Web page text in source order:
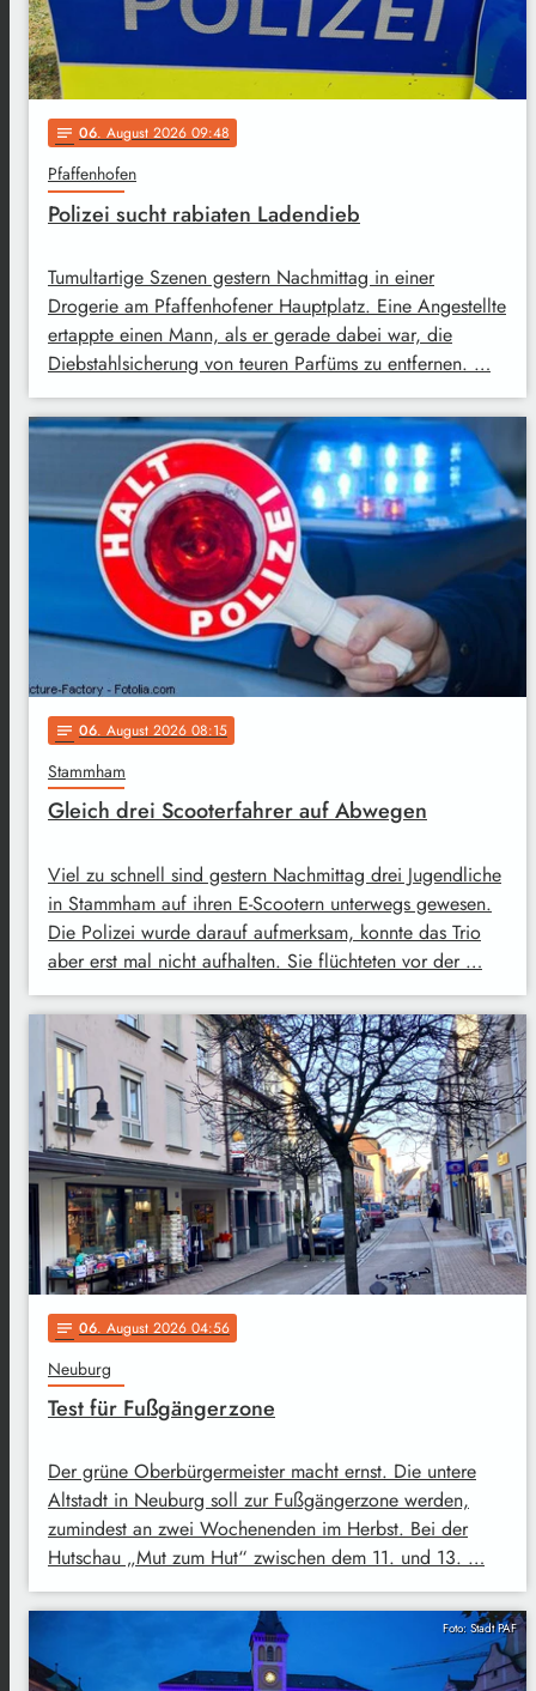
notes 06. August 2026 09:48
Pfaffenhofen
Polizei sucht rabiaten Ladendieb
Tumultartige Szenen gestern Nachmittag in einer
Drogerie am Pfaffenhofener Hauptplatz. Eine Angestellte
ertappte einen Mann, als er gerade dabei war, die
Diebstahlsicherung von teuren Parfüms zu entfernen. …
notes 06. August 2026 08:15
Stammham
Gleich drei Scooterfahrer auf Abwegen
Viel zu schnell sind gestern Nachmittag drei Jugendliche
in Stammham auf ihren E-Scootern unterwegs gewesen.
Die Polizei wurde darauf aufmerksam, konnte das Trio
aber erst mal nicht aufhalten. Sie flüchteten vor der …
notes 06. August 2026 04:56
Neuburg
Test für Fußgängerzone
Der grüne Oberbürgermeister macht ernst. Die untere
Altstadt in Neuburg soll zur Fußgängerzone werden,
zumindest an zwei Wochenenden im Herbst. Bei der
Hutschau „Mut zum Hut“ zwischen dem 11. und 13. …
Foto: Stadt PAF